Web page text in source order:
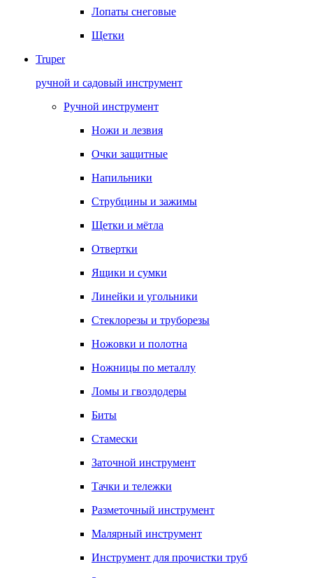
Лопаты снеговые
Щетки
Truper
ручной и садовый инструмент
Ручной инструмент
Ножи и лезвия
Очки защитные
Напильники
Струбцины и зажимы
Щетки и мётла
Отвертки
Ящики и сумки
Линейки и угольники
Стеклорезы и труборезы
Ножовки и полотна
Ножницы по металлу
Ломы и гвоздодеры
Биты
Стамески
Заточной инструмент
Тачки и тележки
Разметочный инструмент
Малярный инструмент
Инструмент для прочистки труб